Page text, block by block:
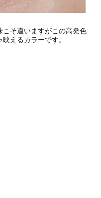
そ違いますがこの高発色
えるカラーです。